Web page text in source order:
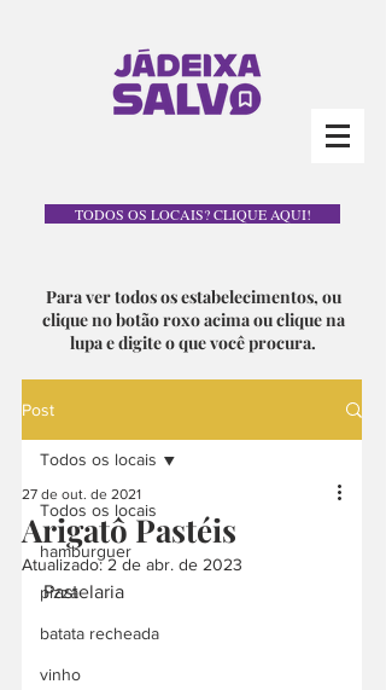
TODOS OS LOCAIS? CLIQUE AQUI!
Para ver todos os estabelecimentos, ou
clique no botão roxo acima ou clique na
lupa e digite o que você procura.
Post
Todos os locais
hamburguer
pizza
batata recheada
vinho
Todos os locais
Arigatô Pastéis
27 de out. de 2021
Atualizado:2 de abr. de 2023
Pastelaria